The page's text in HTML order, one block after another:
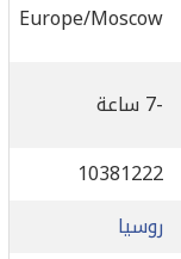
Europe/Moscow
-7 ساعة
10381222
روسيا